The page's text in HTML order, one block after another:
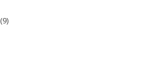
(9)